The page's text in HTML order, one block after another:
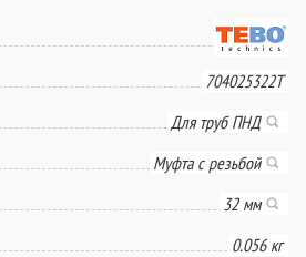
704025322T
Для труб ПНД
Муфта с резьбой
32 мм
0.056 кг